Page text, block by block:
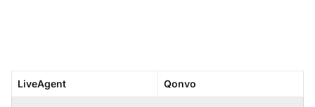
LiveAgent Qonvo